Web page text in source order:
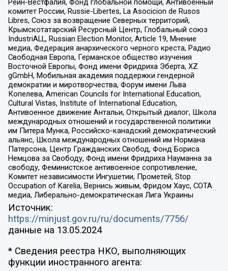
Рейн-Вестфалия, Фонд глобальной помощи, Антивоенный
комитет России, Russie-Libertes, La Asocicion de Rusos
Libres, Союз за возвращение Северных территорий,
Крымскотатарский Ресурсный Центр, Глобальный союз
IndustriALL, Russian Election Monitor, Article 19, Мнение
медиа, Федерация анархического черного креста, Радио
Свободная Европа, Германское общество изучения
Восточной Европы, Фонд имени Фридриха Эберта, XZ
gGmbH, Мобильная академия поддержки гендерной
демократии и миротворчества, Форум имени Льва
Копелева, American Councils for International Education,
Cultural Vistas, Institute of International Education,
Антивоенное движение Антальи, Открытый диалог, Школа
международных отношений и государственной политики
им Питера Мунка, Российско-канадский демократический
альянс, Школа международных отношений им Нормана
Патерсона, Центр Гражданских Свобод, Фонд Бориса
Немцова за Свободу, Фонд имени Фридриха Науманна за
свободу, Феминистское антивоенное сопротивление,
Комитет независимости Ингушетии, Прометей, Stop
Occupation of Karelia, Вернись живым, Фридом Хаус, СОТА
медиа, Либерально-демократическая Лига Украины
Источник:
https://minjust.gov.ru/ru/documents/7756/
данные на 13.05.2024
* Сведения реестра НКО, выполняющих
функции иностранного агента: